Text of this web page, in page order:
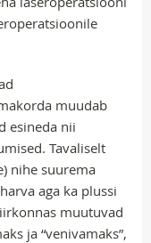
muudab
esineda nii
Tavaliselt
nihe suurema
aga ka plussi
muutuvad
ja “venivamaks”,